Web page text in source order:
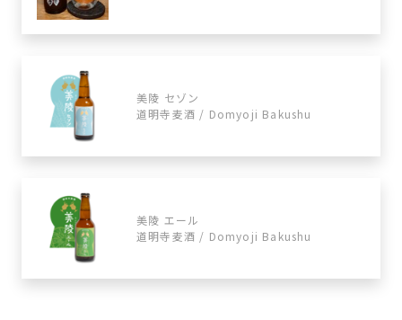
美陵 セゾン
道明寺麦酒 / Domyoji Bakushu
美陵 エール
道明寺麦酒 / Domyoji Bakushu